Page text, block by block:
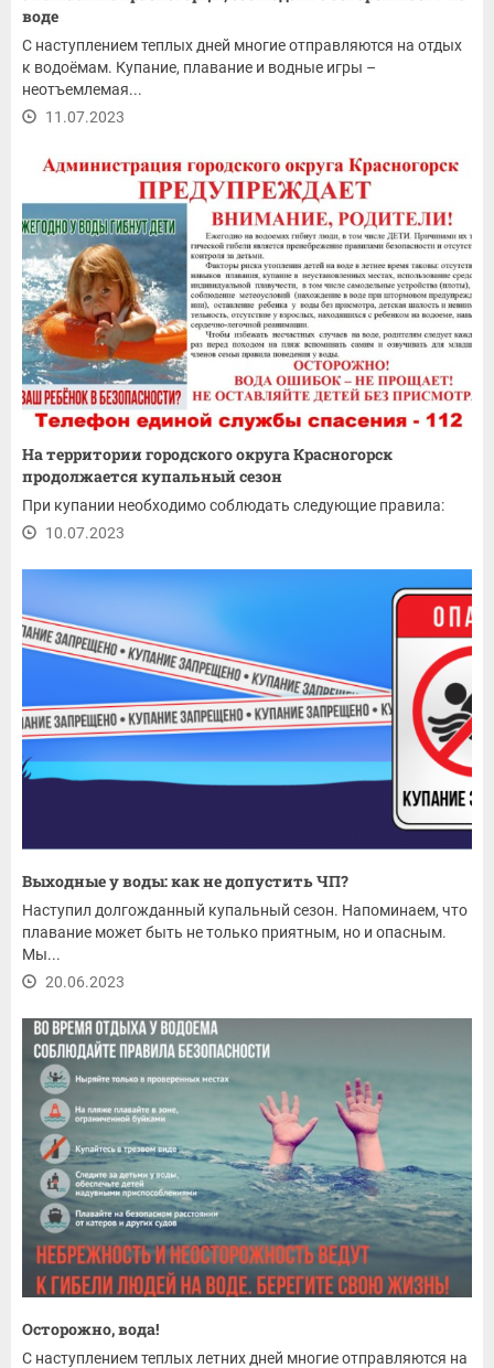
воде
С наступлением теплых дней многие отправляются на отдых
к водоёмам. Купание, плавание и водные игры –
неотъемлемая...
11.07.2023
На территории городского округа Красногорск
продолжается купальный сезон
При купании необходимо соблюдать следующие правила:
10.07.2023
Выходные у воды: как не допустить ЧП?
Наступил долгожданный купальный сезон. Напоминаем, что
плавание может быть не только приятным, но и опасным.
Мы...
20.06.2023
Осторожно, вода!
С наступлением теплых летних дней многие отправляются на